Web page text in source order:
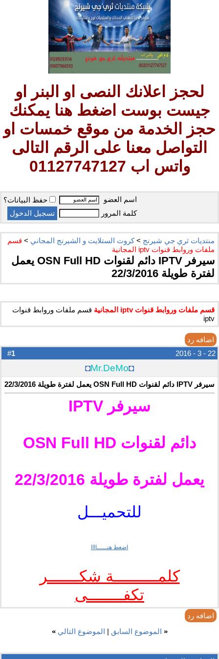
لحجز اعلانك النصى او البنر او
جيست بوست اضغط هنا يمكنك
حجز الخدمة من موقع خمسات او
التواصل معنا على الرقم التالى
واتس اب 01127747127
اسم العضو
حفظ البيانات؟
كلمة المرور
منتديات ثري جي شيرنج >كروت الستلايت و الشيرنج المجاني > قسم
ملفات وروابط قنوات iptv المجانية
سيرفر IPTV دائم لقنوات OSN Full HD يعمل
لفترة طويلة 22/3/2016
قسم ملفات وروابط قنوات iptv المجانية
قسم ملفات وروابط قنوات
iptv
اضافه رد
1 22 - 3 - 2016
◘
Mr.DeMo
◘
سيرفر IPTV دائم لقنوات OSN Full HD يعمل لفترة طويلة 22/3/2016
سيرفر IPTV
دائم لقنوات OSN Full HD
يعمل لفترة طويلة 22/3/2016
للتحميـــل
اضغط هنـــــاااا
كلمــــــــــة شكـــــــر
تكفــــــــى
اضافه رد
« الموضوع السابق | الموضوع التالي »